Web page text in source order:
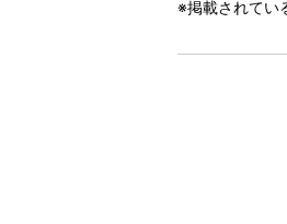
※掲載されてい